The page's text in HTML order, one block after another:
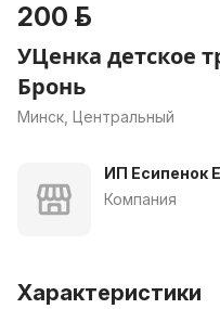
200 р.
УЦенка детское
Бронь
Минск, Центральный
ИП Есипенок
Компания
Характеристики